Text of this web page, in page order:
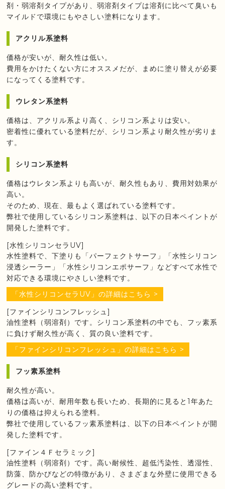
剤・弱溶剤タイプがあり、弱溶剤タイプは溶剤に比べて臭いも
マイルドで環境にもやさしい塗料になります。
アクリル系塗料
価格が安いが、耐久性は低い。
費用をかけたくない方にオススメだが、まめに塗り替えが必要
になってくる塗料です。
ウレタン系塗料
価格は、アクリル系より高く、シリコン系よりは安い。
密着性に優れている塗料だが、シリコン系より耐久性が劣りま
す。
シリコン系塗料
価格はウレタン系よりも高いが、耐久性もあり、費用対効果が
高い。
そのため、現在、最もよく選ばれている塗料です。
弊社で使用しているシリコン系塗料は、以下の日本ペイントが
開発した塗料です。
[水性シリコンセラUV]
水性塗料で、下塗りも「パーフェクトサーフ」「水性シリコン
浸透シーラー」「水性シリコンエポサーフ」などすべて水性で
対応できる環境にやさしい塗料です。
「水性シリコンセラUV」の詳細はこちら >
[ファインシリコンフレッシュ]
油性塗料（弱溶剤）です。シリコン系塗料の中でも、フッ素系
に負けず耐久性が高く、質の良い塗料です。
「ファインシリコンフレッシュ」の詳細はこちら >
フッ素系塗料
耐久性が高い。
価格は高いが、耐用年数も長いため、長期的に見ると1年あた
りの価格は抑えられる塗料。
弊社で使用しているフッ素系塗料は、以下の日本ペイントが開
発した塗料です。
[ファイン４Ｆセラミック]
油性塗料（弱溶剤）です。高い耐候性、超低汚染性、透湿性、
防藻、防かびなどの特徴があり、さまざまな外壁に使用できる
グレードの高い塗料です。